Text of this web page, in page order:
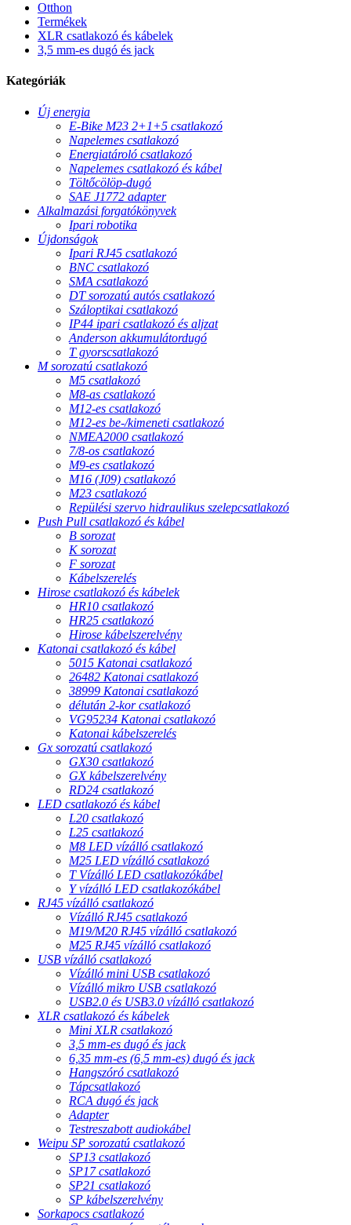
Otthon
Termékek
XLR csatlakozó és kábelek
3,5 mm-es dugó és jack
Kategóriák
Új energia
E-Bike M23 2+1+5 csatlakozó
Napelemes csatlakozó
Energiatároló csatlakozó
Napelemes csatlakozó és kábel
Töltőcölöp-dugó
SAE J1772 adapter
Alkalmazási forgatókönyvek
Ipari robotika
Újdonságok
Ipari RJ45 csatlakozó
BNC csatlakozó
SMA csatlakozó
DT sorozatú autós csatlakozó
Száloptikai csatlakozó
IP44 ipari csatlakozó és aljzat
Anderson akkumulátordugó
T gyorscsatlakozó
M sorozatú csatlakozó
M5 csatlakozó
M8-as csatlakozó
M12-es csatlakozó
M12-es be-/kimeneti csatlakozó
NMEA2000 csatlakozó
7/8-os csatlakozó
M9-es csatlakozó
M16 (J09) csatlakozó
M23 csatlakozó
Repülési szervo hidraulikus szelepcsatlakozó
Push Pull csatlakozó és kábel
B sorozat
K sorozat
F sorozat
Kábelszerelés
Hirose csatlakozó és kábelek
HR10 csatlakozó
HR25 csatlakozó
Hirose kábelszerelvény
Katonai csatlakozó és kábel
5015 Katonai csatlakozó
26482 Katonai csatlakozó
38999 Katonai csatlakozó
délután 2-kor csatlakozó
VG95234 Katonai csatlakozó
Katonai kábelszerelés
Gx sorozatú csatlakozó
GX30 csatlakozó
GX kábelszerelvény
RD24 csatlakozó
LED csatlakozó és kábel
L20 csatlakozó
L25 csatlakozó
M8 LED vízálló csatlakozó
M25 LED vízálló csatlakozó
T Vízálló LED csatlakozókábel
Y vízálló LED csatlakozókábel
RJ45 vízálló csatlakozó
Vízálló RJ45 csatlakozó
M19/M20 RJ45 vízálló csatlakozó
M25 RJ45 vízálló csatlakozó
USB vízálló csatlakozó
Vízálló mini USB csatlakozó
Vízálló mikro USB csatlakozó
USB2.0 és USB3.0 vízálló csatlakozó
XLR csatlakozó és kábelek
Mini XLR csatlakozó
3,5 mm-es dugó és jack
6,35 mm-es (6,5 mm-es) dugó és jack
Hangszóró csatlakozó
Tápcsatlakozó
RCA dugó és jack
Adapter
Testreszabott audiokábel
Weipu SP sorozatú csatlakozó
SP13 csatlakozó
SP17 csatlakozó
SP21 csatlakozó
SP kábelszerelvény
Sorkapocs csatlakozó